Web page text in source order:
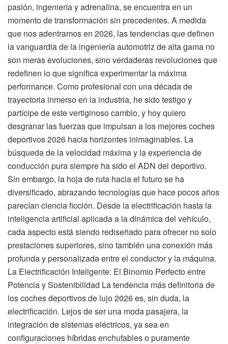
pasión, ingeniería y adrenalina, se encuentra en un
momento de transformación sin precedentes. A medida
que nos adentramos en 2026, las tendencias que definen
la vanguardia de la ingeniería automotriz de alta gama no
son meras evoluciones, sino verdaderas revoluciones que
redefinen lo que significa experimentar la máxima
performance. Como profesional con una década de
trayectoria inmerso en la industria, he sido testigo y
partícipe de este vertiginoso cambio, y hoy quiero
desgranar las fuerzas que impulsan a los mejores coches
deportivos 2026 hacia horizontes inimaginables. La
búsqueda de la velocidad máxima y la experiencia de
conducción pura siempre ha sido el ADN del deportivo.
Sin embargo, la hoja de ruta hacia el futuro se ha
diversificado, abrazando tecnologías que hace pocos años
parecían ciencia ficción. Desde la electrificación hasta la
inteligencia artificial aplicada a la dinámica del vehículo,
cada aspecto está siendo rediseñado para ofrecer no solo
prestaciones superiores, sino también una conexión más
profunda y personalizada entre el conductor y la máquina.
La Electrificación Inteligente: El Binomio Perfecto entre
Potencia y Sostenibilidad La tendencia más definitoria de
los coches deportivos de lujo 2026 es, sin duda, la
electrificación. Lejos de ser una moda pasajera, la
integración de sistemas eléctricos, ya sea en
configuraciones híbridas enchufables o puramente